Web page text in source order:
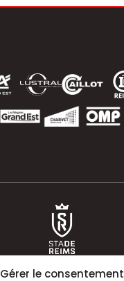
Gérer le consentement